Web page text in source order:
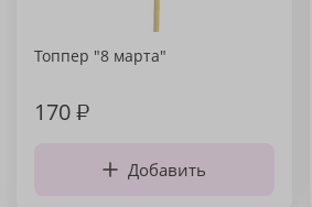
Топпер "8 марта"
170₽
Добавить